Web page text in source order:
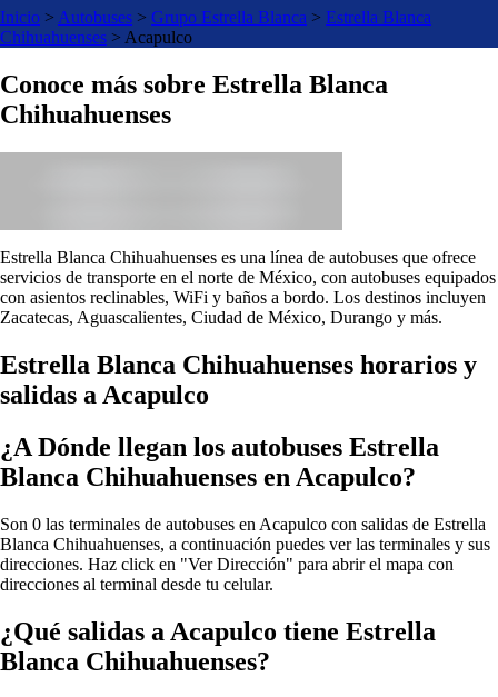
Inicio > Autobuses > Grupo Estrella Blanca > Estrella Blanca
Chihuahuenses > Acapulco
Conoce más sobre Estrella Blanca
Chihuahuenses
Estrella Blanca Chihuahuenses es una línea de autobuses que ofrece
servicios de transporte en el norte de México, con autobuses equipados
con asientos reclinables, WiFi y baños a bordo. Los destinos incluyen
Zacatecas, Aguascalientes, Ciudad de México, Durango y más.
Estrella Blanca Chihuahuenses horarios y
salidas a Acapulco
¿A Dónde llegan los autobuses Estrella
Blanca Chihuahuenses en Acapulco?
Son 0 las terminales de autobuses en Acapulco con salidas de Estrella
Blanca Chihuahuenses, a continuación puedes ver las terminales y sus
direcciones. Haz click en "Ver Dirección" para abrir el mapa con
direcciones al terminal desde tu celular.
¿Qué salidas a Acapulco tiene Estrella
Blanca Chihuahuenses?